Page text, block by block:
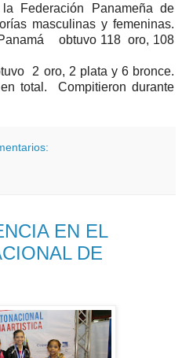
Federación Panameña de
masculinas y femeninas.
obtuvo 118 oro, 108
2 oro, 2 plata y 6 bronce.
total. Compitieron durante
EN EL
DE